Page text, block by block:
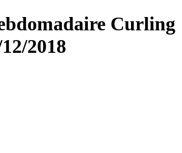
Curling
2018